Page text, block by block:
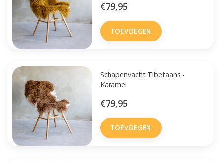
€79,95
TOEVOEGEN
Schapenvacht Tibetaans -
Karamel
€79,95
TOEVOEGEN